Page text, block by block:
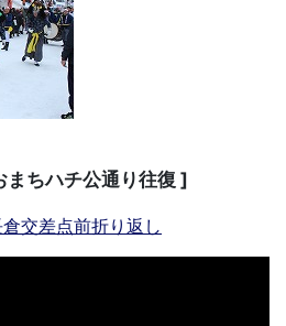
ちハチ公通り往復 ]
交差点前折り返し